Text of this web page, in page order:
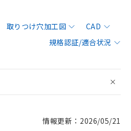
取りつけ穴加工図
CAD
規格認証/適合状況
情報更新：2026/05/21